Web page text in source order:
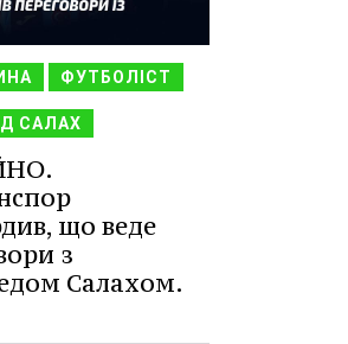
ФУТБОЛІСТ
САЛАХ
що веде
з
Салахом.